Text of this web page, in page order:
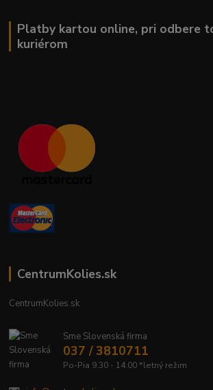
Platby kartou online, pri odbere
kuriérom
CentrumKolies.sk
CentrumKolies.sk
Sme Slovenská firma
037 / 3810711
Po-Pia 9.30 - 14.00 *letný režim